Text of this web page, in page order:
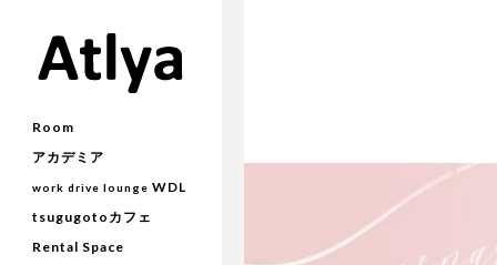
Room
アカデミア
work drive lounge WDL
tsugugotoカフェ
Rental Space